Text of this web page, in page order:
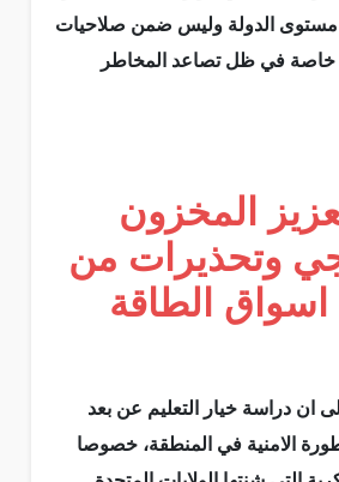
الدولة وليس ضمن صلاحيات
خاصة في ظل تصاعد المخاطر
المخزون
وتحذيرات من
الطاقة
ان دراسة خيار التعليم عن بعد
الامنية في المنطقة، خصوصا